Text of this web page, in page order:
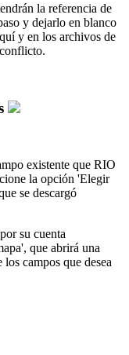
la referencia de
y dejarlo en blanco
y en los archivos de
existente que RIO
la opción 'Elegir
se descargó
su cuenta
que abrirá una
campos que desea